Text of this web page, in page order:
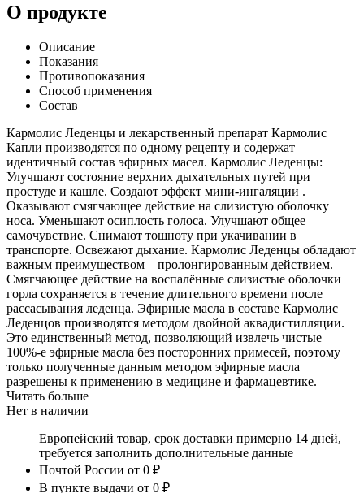
О продукте
Описание
Показания
Противопоказания
Способ применения
Состав
Кармолис Леденцы и лекарственный препарат Кармолис
Капли производятся по одному рецепту и содержат
идентичный состав эфирных масел. Кармолис Леденцы:
Улучшают состояние верхних дыхательных путей при
простуде и кашле. Создают эффект мини-ингаляции .
Оказывают смягчающее действие на слизистую оболочку
носа. Уменьшают осиплость голоса. Улучшают общее
самочувствие. Снимают тошноту при укачивании в
транспорте. Освежают дыхание. Кармолис Леденцы обладают
важным преимуществом – пролонгированным действием.
Смягчающее действие на воспалённые слизистые оболочки
горла сохраняется в течение длительного времени после
рассасывания леденца. Эфирные масла в составе Кармолис
Леденцов производятся методом двойной аквадистилляции.
Это единственный метод, позволяющий извлечь чистые
100%-е эфирные масла без посторонних примесей, поэтому
только полученные данным методом эфирные масла
разрешены к применению в медицине и фармацевтике.
Читать больше
Нет в наличии
Европейский товар, срок доставки примерно 14 дней,
требуется заполнить дополнительные данные
Почтой России от 0 ₽
В пункте выдачи от 0 ₽